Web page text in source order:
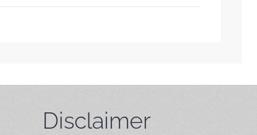
Disclaimer